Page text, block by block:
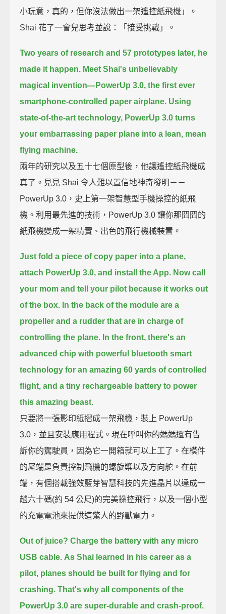
小玩意，真的，但你沒法做出一架遙控紙飛機」。
Shai 花了一會兒思考並說：「接受挑戰」。
Two years of research and 57 prototypes later, he
made it happen. Meet Shai's unbelievably
magical invention—PowerUp 3.0, the first ever
smartphone-controlled paper airplane. Using
state-of-the-art technology, PowerUp 3.0 turns
your embarrassing paper plane into a lean, mean
flying machine.
兩年的研究以及五十七個原型後，他讓遙控紙飛機成
真了。見見 Shai 令人難以置信地神奇發明－－
PowerUp 3.0，史上第一架智慧型手機操控的紙飛
機。利用最先進的技術，PowerUp 3.0 讓你那囧囧的
紙飛機變成一架精實、出色的飛行機械裝置。
Just fold a piece of copy paper into a plane,
attach PowerUp 3.0, and install the App. Now call
your mom and tell your pilot because it works out
of the box. In the back of the module are a
propeller and a rudder that are in charge of
controlling the plane. In the front, there's an
advanced chip with powerful bluetooth smart
technology for an amazing 60 yards of controlled
flight, and a tiny rechargeable battery to power
this amazing beast.
只要將一張影印紙摺成一架飛機，裝上 PowerUp
3.0，並且安裝應用程式。現在呼叫你的媽媽還有告
訴你的駕駛員，因為它一開箱就可以上工了。在模件
的尾端是負責控制飛機的螺旋槳以及方向舵。在前
端，有個搭載強效藍芽智慧科技的先進晶片以達成一
趟六十碼(約 54 公尺)的完美操控飛行，以及一個小型
的充電電池來提供這驚人的野獸電力。
Out of juice? Charge the battery with any micro
USB cable. As Shai learned in his career as a
pilot, planes should be built for flying and for
crashing. That's why all components of the
PowerUp 3.0 are super-durable and crash-proof.